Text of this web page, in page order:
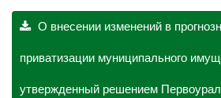
О внесении изменений в
приватизации муниципального
утвержденный решением